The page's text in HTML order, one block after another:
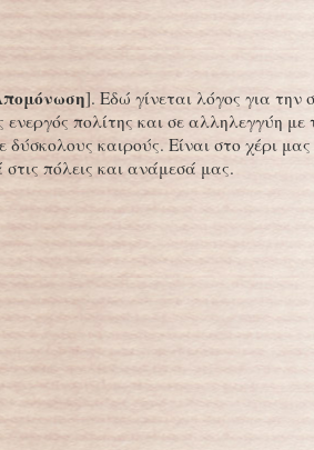
]. Εδώ γίνεται λόγος για την
ενεργός πολίτης και σε αλληλεγγύη
δύσκολους καιρούς. Είναι στο χέρι
στις πόλεις και ανάμεσά μας.